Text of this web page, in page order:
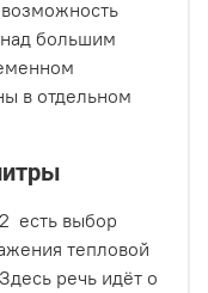
над большим
в отдельном
есть выбор
тепловой
речь идёт о